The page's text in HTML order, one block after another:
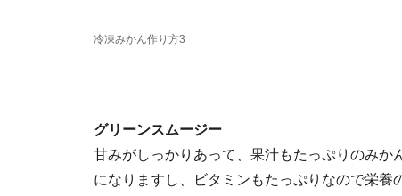
冷凍みかん作り方3
グリーンスムージー
甘みがしっかりあって、果汁もたっぷりのみ
になりますし、ビタミンもたっぷりなので栄